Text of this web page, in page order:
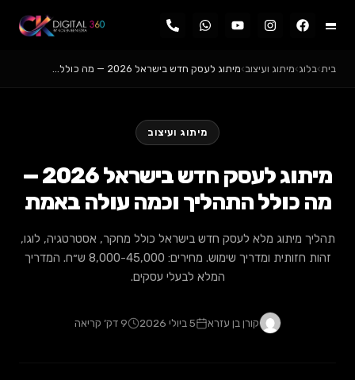
בית›בלוג›מיתוג ועיצוב›מיתוג לעסק חדש בישראל 2026 — מה כולל…
מיתוג ועיצוב
מיתוג לעסק חדש בישראל 2026 —
מה כולל התהליך וכמה עולה באמת
תהליך מיתוג מלא לעסק חדש בישראל כולל מחקר, אסטרטגיה, לוגו,
זהות חזותית ומדריך שימוש. מחירים: 8,000-45,000 ש״ח. המדריך
המלא לבעלי עסקים.
קורן בן עזרא 5 ביולי 2026 9 דק׳ קריאה